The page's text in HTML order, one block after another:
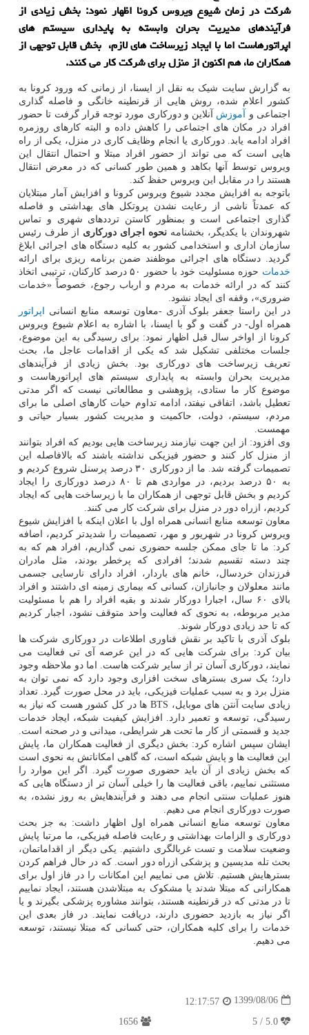
شركت در زمان شیوع ویروس كرونا اظهار نمود: بخش زیادی از
فرآیندهای مدیریت بحران وابسته به پایداری سیستم های
اپراتورهاست اما با ایجاد زیرساخت های لازم، بخش قابل توجهی از
همكاران ما، هم اكنون از منزل برای شركت كار می كنند.
به گزارش سایت شیک به نقل از ایسنا، از زمانی که ورود کرونا به
کشور اعلام شده، روش هایی از قرنطینه خانگی و فاصله گذاری
اجتماعی و
آموزش آنلاین و دورکاری مورد توجه قرار گرفت تا حضور
افراد در مکان های اجتماعی را کاهش داده و البته کارهای روزمره
افراد ادامه یابد. دورکاری یا انجام وظایف کاری در منزل، یکی از راه
هایی است که می تواند از حضور افراد مبتلا و احتمال انتقال این
ویروس توسط آنها بکاهد و همین طور کسانی که در معرض انتقال
هستند را در مقابل این ویروس حفظ کند.
باتوجه به افزایش مجدد شیوع ویروس کرونا و افزایش آمار مبتلایان
که عمدتاً ناشی از رعایت نشدن پروتکل های بهداشتی و فاصله
گذاری اجتماعی است و بمنظور کاستن ترددهای شهری و تماس
شهروندان با یکدیگر، بخشنامه نحوه اجرای دورکاری از طرف رئیس
سازمان اداری و استخدامی کشور به کلیه دستگاه های اجرائی ابلاغ
گردید. دستگاه های اجرائی موظفند ضمن برنامه ریزی برای ارائه
خدمات
حوزه مسئولیت خود با حضور ۵۰ درصد کارکنان، ترتیبی اتخاذ
کنند که در ارائه خدمات به مردم و ارباب رجوع، خصوصاً «خدمات
ضروری»، وقفه ای ایجاد نشود.
در این راستا جعفر بلوک آذری -معاون توسعه منابع انسانی
اپراتور
همراه اول- در گفت و گو با ایسنا، با اشاره به اعلام شیوع ویروس
کرونا از اواخر سال قبل اظهار نمود: برای رسیدگی به این موضوع،
جلسات مختلفی تشکیل شد که یکی از اقدامات عاجل ما، بحث
تعریف زیرساخت های دورکاری بود. بخش زیادی از فرآیندهای
مدیریت بحران وابسته به پایداری سیستم های اپراتورهاست و
موضوع کار ما ستادی، پژوهشی و مطالعاتی نیست که اگر مدتی
تعطیل باشد، اتفاقی نیفتد، ادامه تداوم حیات کارهای اصلی ما برای
مردم، سیستم، دولت، حاکمیت و مدیریت کشور بسیار حیاتی و
مهمست.
وی افزود: از این جهت نیازمند زیرساخت هایی بودیم که افراد بتوانند
از منزل کار کنند و حضور فیزیکی نداشته باشند که بالافاصله این
تصمیمات گرفته شد. ما از دورکاری ۳۰ درصد پرسنل شروع کردیم و
به ۵۰ درصد بردیم، در مواردی هم تا ۸۰ درصد دورکاری را ایجاد
کردیم و بخش قابل توجهی از همکاران ما با زیرساخت هایی که ایجاد
کردیم، ازراه دور در منزل برای شرکت کار می کنند.
معاون توسعه منابع انسانی همراه اول با اعلان اینکه با افزایش شیوع
ویروس کرونا در شهریور و مهر، تصمیمات را شدیدتر کردیم، اضافه
کرد: ما تا جای ممکن جلسه حضوری نمی گذاریم، افراد هم که به
چند دسته تقسیم شدند؛ افرادی که پرخطر بودند، مثل مادران
فرزندان خردسال، خانم های باردار، افراد دارای نارسایی جسمی
مانند معلولان و جانبازان، کسانی که بیماری زمینه ای داشتند و افراد
بالای ۶۰ سال، اجبارا دورکار شدند و بقیه افراد را هم با مسئولیت
مدیر مربوطه، به نحوی که فعالیت واحد متوقف نشود، اجبار کردیم
که تا حد زیادی دورکار شوند.
بلوک آذری با تاکید بر نقش فناوری اطلاعات در دورکاری شرکت ها
بیان کرد: برای شرکت هایی که در این عرصه آی تی فعالیت می
نمایند، دورکاری آسان تر از سایر شرکت هاست. اما دو ملاحظه وجود
دارد؛ یک سری بسترهای سخت افزاری وجود دارد که نمی توان به
منزل برد و به سبب عملیات فیزیکی، باید در محل صورت گیرد. تعداد
زیادی سایت آنتن های موبایل، BTS ها در کل کشور هست که نیاز به
رسیدگی، توسعه و تعمیر دارد. افزایش کیفیت شبکه، ایجاد خدمات
جدید و قسمتی از کار ما تحت هر شرایطی، میدانی و در صحنه است.
ایشان سپس اشاره کرد: بخش دیگری از فعالیت همکاران ما، پایش
این فعالیت ها و پایش شبکه است، که گاهی امکاناتش به نحوی است
که بخش زیادی از آن باید حضوری صورت گیرد. اگر این موارد را
مستثنی نماییم، باقی فعالیت ها را خیلی آسان تر از دستگاه هایی که
هنوز عملیات سنتی انجام می دهند و فرآیندهایش به روز نشده، به
صورت دورکاری انجام می دهیم.
معاون توسعه منابع انسانی همراه اول اظهار داشت: به جز بحث
دورکاری و الزامات بهداشتی و رعایت فاصله فیزیکی، ما مرتبا پایش
وضعیت سلامت و تست غربالگری داشتیم. یکی دیگر از اقداماتمان،
بحث تله مدیسین و پزشکی ازراه دور است. که در حال فراهم کردن
بسترهایش هستیم. تلاش می نماییم این امکانات را در فاز اول برای
همکارانی که مبتلا شدند یا مشکوک به مبتلاشدن هستند، ایجاد نماییم
تا در مدتی که در قرنطینه هستند، بتوانند مشاوره پزشکی بگیرند و یا
اگر نیاز به بازدید حضوری دارند، دریافت نمایند. در فاز بعدی این
خدمات را برای کلیه همکاران، حتی کسانی که مبتلا نیستند، توسعه
می دهیم.
1399/08/06
12:17:57